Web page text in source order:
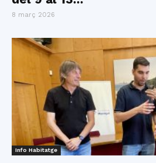
8 març 2026
Info Habitatge